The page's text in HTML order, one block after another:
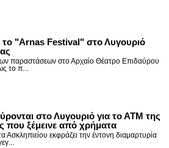
το "Arnas Festival" στο Λυγουριό
παραστάσεων στο Αρχαίο Θέατρο Επιδαύρου
το π...
στο Λυγουριό για το ΑΤΜ της
που ξέμεινε από χρήματα
Ασκληπιείου εκφράζει την έντονη διαμαρτυρία